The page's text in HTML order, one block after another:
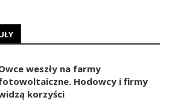
weszły na farmy
Hodowcy i firmy
korzyści